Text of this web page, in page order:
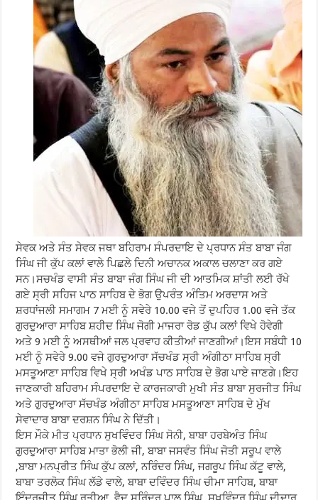
ਸੇਵਕ ਅਤੇ ਸੰਤ ਸੇਵਕ ਜਥਾ ਬਹਿਰਾਮ ਸੰਪਰਦਾਇ ਦੇ ਪ੍ਰਧਾਨ ਸੰਤ ਬਾਬਾ ਜੰਗ
ਸਿੰਘ ਜੀ ਕੁੱਪ ਕਲਾਂ ਵਾਲੇ ਪਿਛਲੇ ਦਿਨੀ ਅਚਾਨਕ ਅਕਾਲ ਚਲਾਣਾ ਕਰ ਗਏ
ਸਨ।ਸਚਖੰਡ ਵਾਸੀ ਸੰਤ ਬਾਬਾ ਜੰਗ ਸਿੰਘ ਜੀ ਦੀ ਆਤਮਿਕ ਸ਼ਾਂਤੀ ਲਈ ਰੱਖੇ
ਗਏ ਸ੍ਰੀ ਸਹਿਜ ਪਾਠ ਸਾਹਿਬ ਦੇ ਭੋਗ ਉਪਰੰਤ ਅੰਤਿਮ ਅਰਦਾਸ ਅਤੇ
ਸ਼ਰਧਾਂਜਲੀ ਸਮਾਗਮ 7 ਮਈ ਨੂੰ ਸਵੇਰੇ 10.00 ਵਜੇ ਤੋਂ ਦੁਪਹਿਰ 1.00 ਵਜੇ ਤੱਕ
ਗੁਰਦੁਆਰਾ ਸਾਹਿਬ ਸ਼ਹੀਦ ਸਿੰਘ ਜੋਗੀ ਮਾਜਰਾ ਰੋਡ ਕੁੱਪ ਕਲਾਂ ਵਿਖੇ ਹੋਵੇਗੀ
ਅਤੇ 9 ਮਈ ਨੂੰ ਅਸਥੀਆਂ ਜਲ ਪ੍ਰਵਾਹ ਕੀਤੀਆਂ ਜਾਣਗੀਆਂ।ਇਸ ਸਬੰਧੀ 10
ਮਈ ਨੂੰ ਸਵੇਰੇ 9.00 ਵਜੇ ਗੁਰਦੁਆਰਾ ਸੱਚਖੰਡ ਸ੍ਰੀ ਅੰਗੀਠਾ ਸਾਹਿਬ ਸ੍ਰੀ
ਮਸਤੂਆਣਾ ਸਾਹਿਬ ਵਿਖੇ ਸ੍ਰੀ ਅਖੰਡ ਪਾਠ ਸਾਹਿਬ ਦੇ ਭੋਗ ਪਾਏ ਜਾਣਗੇ।ਇਹ
ਜਾਣਕਾਰੀ ਬਹਿਰਾਮ ਸੰਪਰਦਾਇ ਦੇ ਕਾਰਜਕਾਰੀ ਮੁਖੀ ਸੰਤ ਬਾਬਾ ਸੁਰਜੀਤ ਸਿੰਘ
ਅਤੇ ਗੁਰਦੁਆਰਾ ਸੱਚਖੰਡ ਅੰਗੀਠਾ ਸਾਹਿਬ ਮਸਤੂਆਣਾ ਸਾਹਿਬ ਦੇ ਮੁੱਖ
ਸੇਵਾਦਾਰ ਬਾਬਾ ਦਰਸ਼ਨ ਸਿੰਘ ਨੇ ਦਿੱਤੀ।
ਇਸ ਮੌਕੇ ਮੀਤ ਪ੍ਰਧਾਨ ਸੁਖਵਿੰਦਰ ਸਿੰਘ ਸੋਨੀ, ਬਾਬਾ ਹਰਬੇਅੰਤ ਸਿੰਘ
ਗੁਰਦੁਆਰਾ ਸਾਹਿਬ ਮਾਤਾ ਭੋਲੀ ਜੀ, ਬਾਬਾ ਜਸਵੰਤ ਸਿੰਘ ਜੋਤੀ ਸਰੂਪ ਵਾਲੇ
,ਬਾਬਾ ਮਨਪ੍ਰੀਤ ਸਿੰਘ ਕੁੱਪ ਕਲਾਂ, ਨਰਿੰਦਰ ਸਿੰਘ, ਜਗਰੂਪ ਸਿੰਘ ਕੱਟੂ ਵਾਲੇ,
ਬਾਬਾ ਤਰਲੋਕ ਸਿੰਘ ਲੱਡੇ ਵਾਲੇ, ਬਾਬਾ ਦਵਿੰਦਰ ਸਿੰਘ ਚੀਮਾ ਸਾਹਿਬ, ਬਾਬਾ